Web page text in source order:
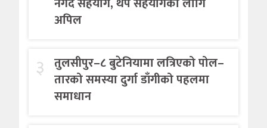
अपिल
३ तुलसीपुर–८ बुटेनियामा लत्रिएको पोल–
तारको समस्या दुर्गा डाँगीको पहलमा
समाधान